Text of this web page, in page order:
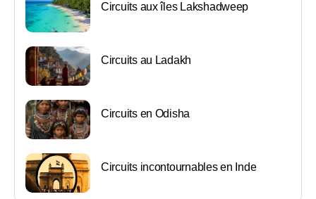
Circuits aux îles Lakshadweep
Circuits au Ladakh
Circuits en Odisha
Circuits incontournables en Inde